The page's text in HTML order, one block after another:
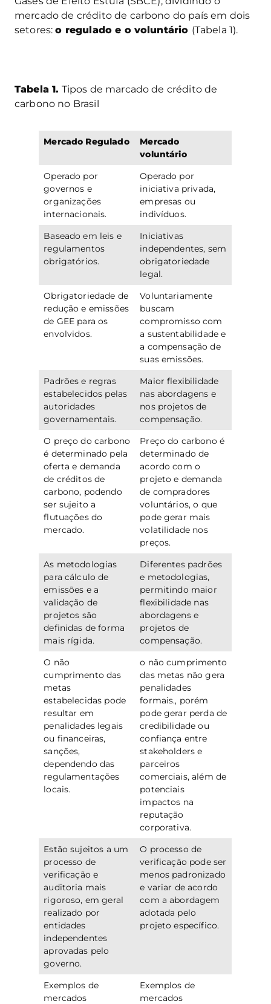
mercado de crédito de carbono do país em dois
setores:o regulado e o voluntário (Tabela 1).
Tabela 1. Tipos de marcado de crédito de
carbono no Brasil
Mercado Regulado
Mercado
voluntário
Operado por
governos e
organizações
internacionais.
Operado por
iniciativa privada,
empresas ou
indivíduos.
Baseado em leis e
regulamentos
obrigatórios.
Iniciativas
independentes, sem
obrigatoriedade
legal.
Obrigatoriedade de
redução e emissões
de GEE para os
envolvidos.
Voluntariamente
buscam
compromisso com
a sustentabilidade e
a compensação de
suas emissões.
Padrões e regras
estabelecidos pelas
autoridades
governamentais.
Maior flexibilidade
nas abordagens e
nos projetos de
compensação.
O preço do carbono
é determinado pela
oferta e demanda
de créditos de
carbono, podendo
ser sujeito a
flutuações do
mercado.
Preço do carbono é
determinado de
acordo com o
projeto e demanda
de compradores
voluntários, o que
pode gerar mais
volatilidade nos
preços.
As metodologias
para cálculo de
emissões e a
validação de
projetos são
definidas de forma
mais rígida.
Diferentes padrões
e metodologias,
permitindo maior
flexibilidade nas
abordagens e
projetos de
compensação.
O não
cumprimento das
metas
estabelecidas pode
resultar em
penalidades legais
ou financeiras,
sanções,
dependendo das
regulamentações
locais.
o não cumprimento
das metas não gera
penalidades
formais., porém
pode gerar perda de
credibilidade ou
confiança entre
stakeholders e
parceiros
comerciais, além de
potenciais
impactos na
reputação
corporativa.
Estão sujeitos a um
processo de
verificação e
auditoria mais
rigoroso, em geral
realizado por
entidades
independentes
aprovadas pelo
governo.
O processo de
verificação pode ser
menos padronizado
e variar de acordo
com a abordagem
adotada pelo
projeto específico.
Exemplos de
mercados
Exemplos de
mercados